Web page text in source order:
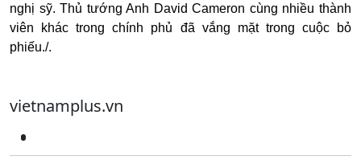
nghị sỹ. Thủ tướng Anh David Cameron cùng nhiều thành
viên khác trong chính phủ đã vắng mặt trong cuộc bỏ
phiếu./.
vietnamplus.vn